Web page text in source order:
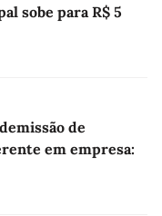
sobe para R$ 5
de
em empresa: